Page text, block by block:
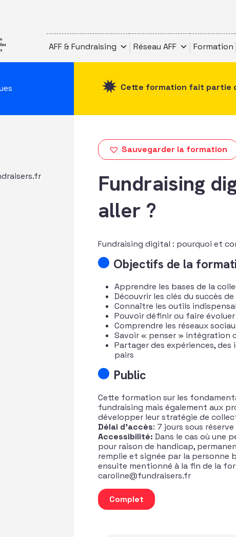
AFF & Fundraising Réseau AFF Formation
Cette formation fait partie
Sauvegarder la formation
Fundraising
aller ?
Fundraising digital : pourquoi et
Objectifs de la
Apprendre les bases de la
Découvrir les clés du succès
Connaître les outils
Pouvoir définir ou faire
Comprendre les réseaux
Savoir « penser » intégration
Partager des expériences,
pairs
Public
Cette formation sur les
fundraising mais également aux
développer leur stratégie de
Délai d’accès: 7 jours sous
Accessibilité:Dans le cas où une
pour raison de handicap,
remplie et signée par la personne
ensuite mentionné à la fin de la
caroline@fundraisers.fr
quantité de Fundraising digital :
Complet